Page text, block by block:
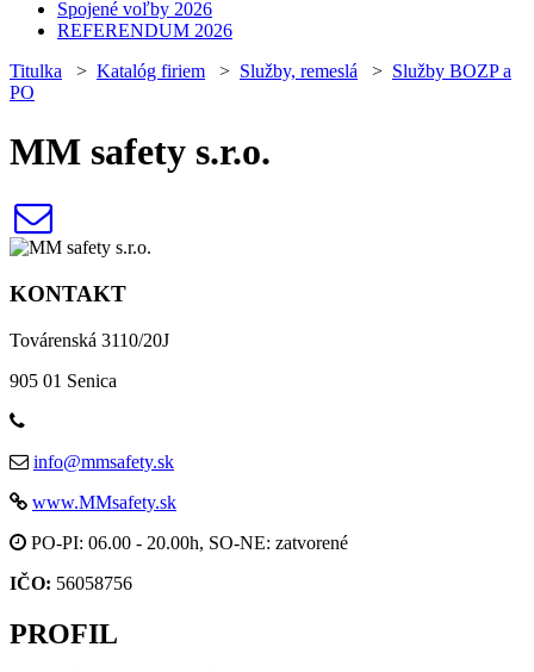
Spojené voľby 2026
REFERENDUM 2026
Titulka > Katalóg firiem > Služby, remeslá > Služby BOZP a
PO
MM safety s.r.o.
KONTAKT
Továrenská 3110/20J
905 01 Senica
info@mmsafety.sk
www.MMsafety.sk
PO-PI: 06.00 - 20.00h, SO-NE: zatvorené
IČO: 56058756
PROFIL